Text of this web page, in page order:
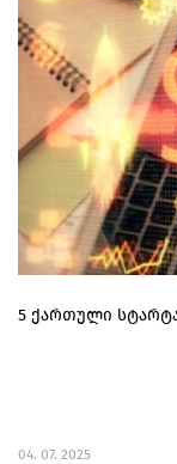
5 ქართული
04. 07. 2025